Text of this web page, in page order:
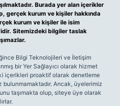
Burada yer alan içerikler
gerçek kurum ve kişiler hakkında
kurum ve kişiler ile isim
Sitemizdeki bilgiler taslak
Bilgi Teknolojileri ve İletişim
bir Yer Sağlayıcı olarak hizmet
içerikleri proaktif olarak denetleme
Ancak, üyelerimiz
taşımakta olup, siteye üye olarak